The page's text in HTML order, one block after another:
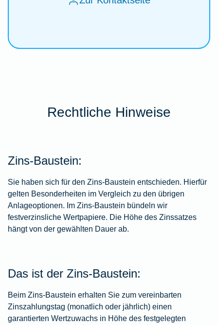
Rechtliche Hinweise
Zins-Baustein:
Sie haben sich für den Zins-Baustein entschieden. Hierfür
gelten Besonderheiten im Vergleich zu den übrigen
Anlageoptionen. Im Zins-Baustein bündeln wir
festverzinsliche Wertpapiere. Die Höhe des Zinssatzes
hängt von der gewählten Dauer ab.
Das ist der Zins-Baustein:
Beim Zins-Baustein erhalten Sie zum vereinbarten
Zinszahlungstag (monatlich oder jährlich) einen
garantierten Wertzuwachs in Höhe des festgelegten